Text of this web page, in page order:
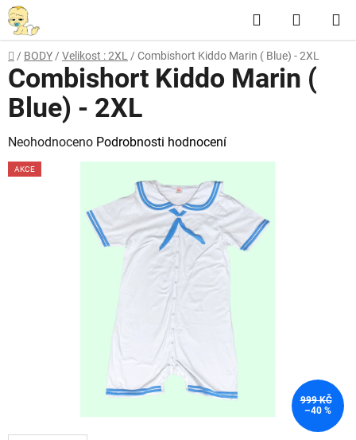
Přejít
na
obsah
Hledat
KOŠÍK
Domů
/ BODY / Velikost : 2XL / Combishort Kiddo Marin ( Blue) - 2XL
Combishort Kiddo Marin (
Blue) - 2XL
Průměrné
hodnocení
Neohodnoceno Podrobnosti hodnocení
AKCE
999 KČ
–40 %